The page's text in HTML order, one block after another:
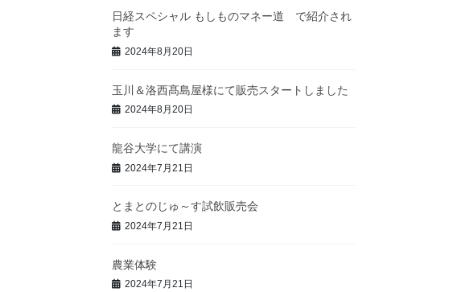
日経スペシャル もしものマネー道 で紹介され
ます
2024年8月20日
玉川＆洛西髙島屋様にて販売スタートしました
2024年8月20日
龍谷大学にて講演
2024年7月21日
とまとのじゅ～す試飲販売会
2024年7月21日
農業体験
2024年7月21日